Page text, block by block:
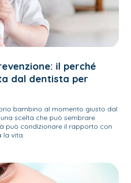
il perché
dal dentista per
bambino al momento giusto dal
scelta che può sembrare
può condizionare il rapporto con
la vita.